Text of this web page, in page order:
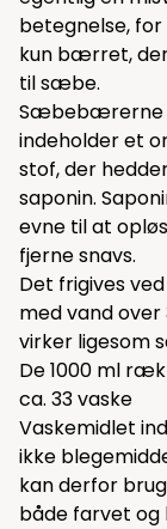
betegnelse,
kun bærret,
til sæbe.
Sæbebærerne
indeholder et
stof, der
saponin.
evne til at
fjerne snavs.
Det frigives
med vand over
virker ligesom
De 1000 ml
ca. 33 vaske
Vaskemidlet
ikke
kan derfor
både farvet og